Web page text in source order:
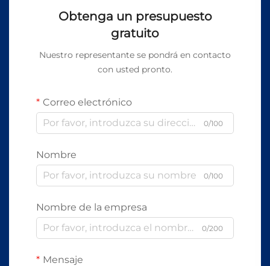
Obtenga un presupuesto
gratuito
Nuestro representante se pondrá en contacto
con usted pronto.
Correo electrónico
0/100
Nombre
0/100
Nombre de la empresa
0/200
Mensaje